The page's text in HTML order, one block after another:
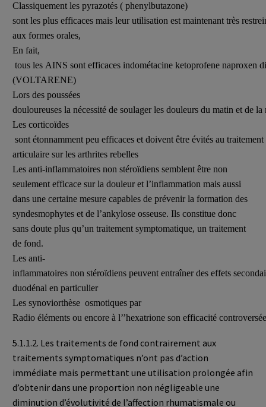
Classiquement les pyrazotés ( phenylbutazone)
sont les plus efficaces mais leur utilisation est maintenant très
aux formes orales,
En fait,
tous les AINS sont efficaces indométacine ketoprofene naproxen
(VOLTARENE)
Lors des poussées
douloureuses la nécessité de soulager les douleurs du matin et de
Les corticoïdes
sont étonnamment peu efficaces et doivent être évités au
articulaire sur les arthrites rebelles
Les anti-inflammatoires non stéroïdiens semblent être non
seulement efficace sur la douleur et l’inflammation mais aussi
dans une certaine mesure capables de prévenir la formation des
syndesmophytes et de l’ankylose osseuse. Ils constitue donc
sans doute plus qu’un traitement symptomatique, un traitement
de fond.
Les anti-
inflammatoires non stéroïdiens peuvent entraîner des effets
duodénal en particulier
Les synoviorthèse osmotiques par
Radio éléments ou encore à l’’hexatrione son efficacité controversée
5.1.1.2. Les traitements de fond contrairement aux
traitements symptomatiques n’ont pas d’action
immédiate mais permettant une utilisation prolongée afin
d’obtenir dans une proportion non négligeable une
diminution d’évolutivité de l’affection rhumatismale ou